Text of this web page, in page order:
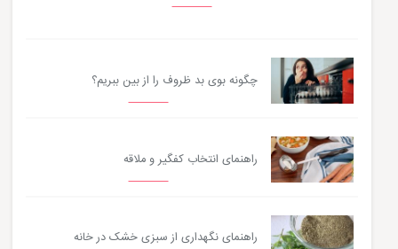
چگونه بوی بد ظروف را از بین ببریم؟
راهنمای انتخاب کفگیر و ملاقه
راهنمای نگهداری از سبزی خشک در خانه